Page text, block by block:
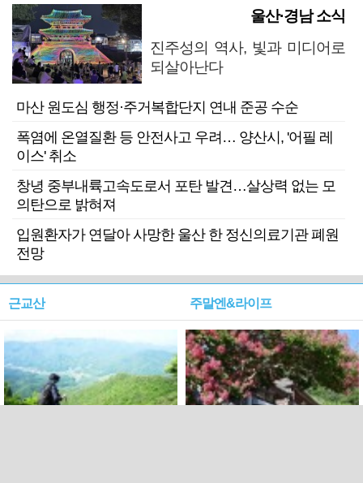
울산·경남 소식
진주성의 역사, 빛과 미디어로
되살아난다
마산 원도심 행정·주거복합단지 연내 준공 수순
폭염에 온열질환 등 안전사고 우려… 양산시, '어필 레
이스' 취소
창녕 중부내륙고속도로서 포탄 발견…살상력 없는 모
의탄으로 밝혀져
입원환자가 연달아 사망한 울산 한 정신의료기관 폐원
전망
근교산 주말엔&라이프